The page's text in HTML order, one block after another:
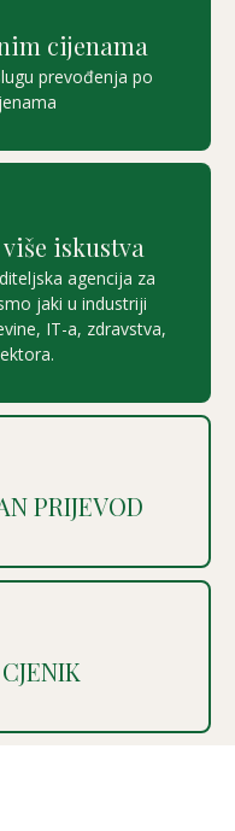
cijenama
prevođenja po
iskustva
agencija za
jaki u industriji
IT-a, zdravstva,
PRIJEVOD